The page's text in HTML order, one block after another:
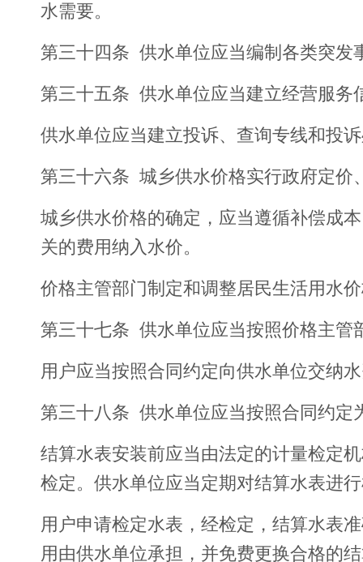
水需要。
第三十四条 供水单位应当编制各类突发
第三十五条 供水单位应当建立经营服务
供水单位应当建立投诉、查询专线和投
第三十六条 城乡供水价格实行政府定价
城乡供水价格的确定，应当遵循补偿成
关的费用纳入水价。
价格主管部门制定和调整居民生活用水
第三十七条 供水单位应当按照价格主管
用户应当按照合同约定向供水单位交纳
第三十八条 供水单位应当按照合同约定
结算水表安装前应当由法定的计量检定
检定。供水单位应当定期对结算水表进
用户申请检定水表，经检定，结算水表
用由供水单位承担，并免费更换合格的